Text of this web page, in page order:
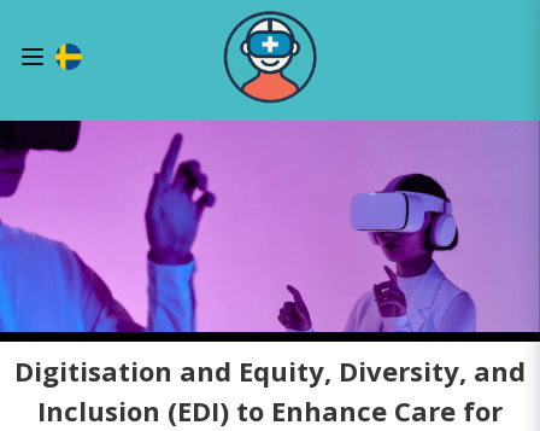
Digitisation and Equity, Diversity, and
Inclusion (EDI) to Enhance Care for